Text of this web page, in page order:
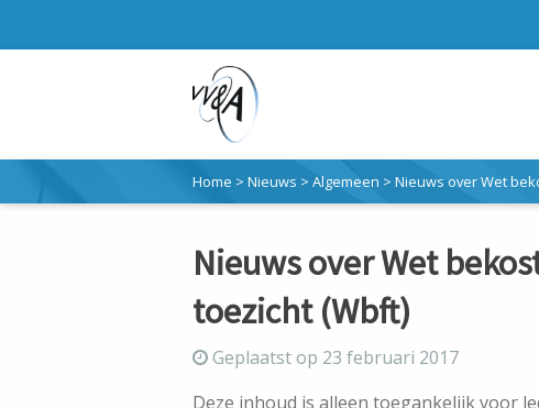
Home > Nieuws > Algemeen > Nieuws over Wet
Nieuws over Wet
toezicht (Wbft)
Geplaatst op 23 februari 2017
Deze inhoud is alleen toegankelijk voor